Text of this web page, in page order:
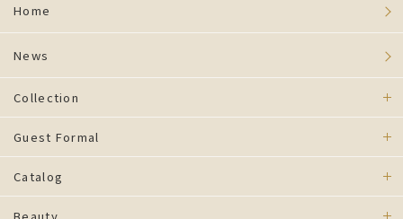
Home
News
Collection
Guest Formal
Catalog